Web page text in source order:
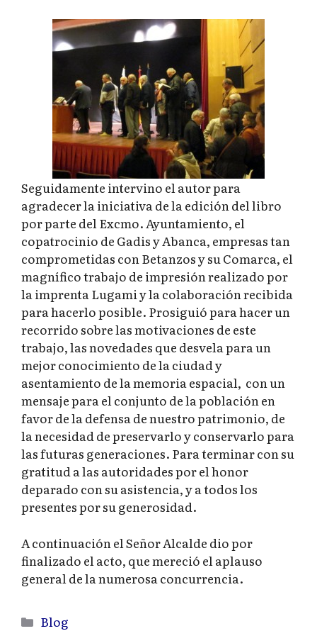
Seguidamente intervino el autor para
agradecer la iniciativa de la edición del libro
por parte del Excmo. Ayuntamiento, el
copatrocinio de Gadis y Abanca, empresas tan
comprometidas con Betanzos y su Comarca, el
magnífico trabajo de impresión realizado por
la imprenta Lugami y la colaboración recibida
para hacerlo posible. Prosiguió para hacer un
recorrido sobre las motivaciones de este
trabajo, las novedades que desvela para un
mejor conocimiento de la ciudad y
asentamiento de la memoria espacial, con un
mensaje para el conjunto de la población en
favor de la defensa de nuestro patrimonio, de
la necesidad de preservarlo y conservarlo para
las futuras generaciones. Para terminar con su
gratitud a las autoridades por el honor
deparado con su asistencia, y a todos los
presentes por su generosidad.
A continuación el Señor Alcalde dio por
finalizado el acto, que mereció el aplauso
general de la numerosa concurrencia.
Categorías
Blog